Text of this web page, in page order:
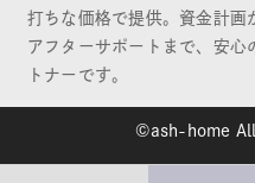
打ちな価格で提供。資金計画
アフターサポートまで、安心
トナーです。
©ash-home